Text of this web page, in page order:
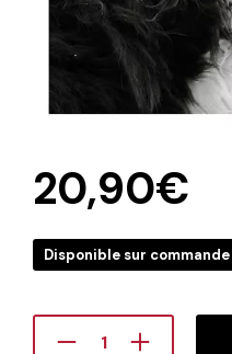
20,90€
Disponible sur commande